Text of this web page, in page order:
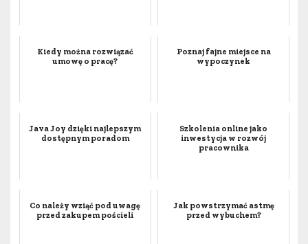
Kiedy można rozwiązać
umowę o pracę?
Poznaj fajne miejsce na
wypoczynek
Java Joy dzięki najlepszym
dostępnym poradom
Szkolenia online jako
inwestycja w rozwój
pracownika
Co należy wziąć pod uwagę
przed zakupem pościeli
Jak powstrzymać astmę
przed wybuchem?